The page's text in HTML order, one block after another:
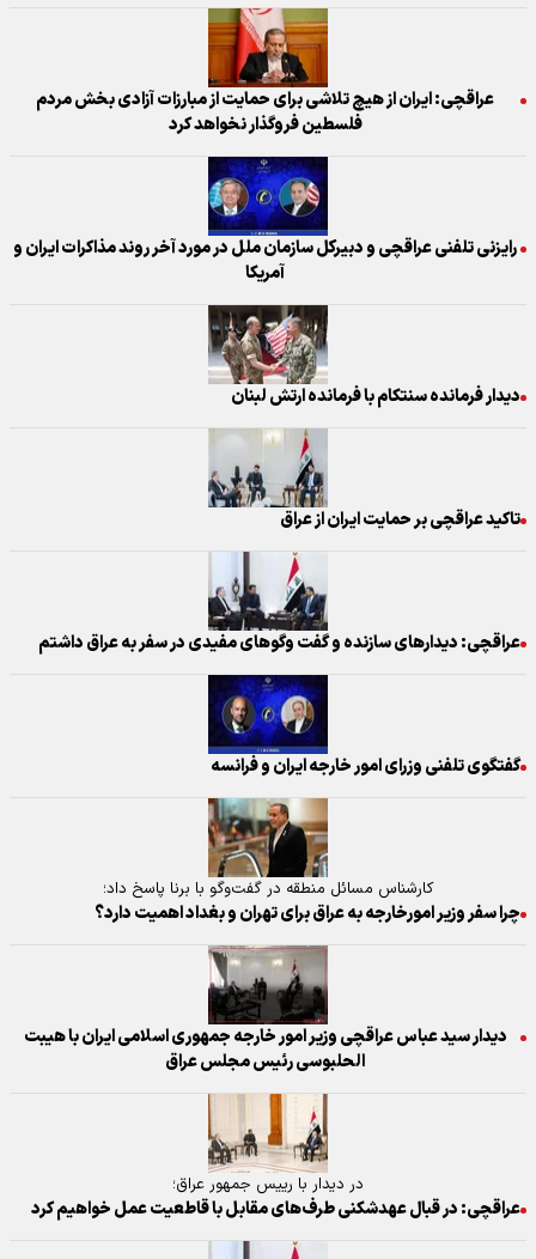
عراقچی: ایران از هیچ تلاشی برای حمایت از مبارزات آزادی بخش مردم
فلسطین فروگذار نخواهد کرد
رایزنی تلفنی عراقچی و دبیرکل سازمان ملل در مورد آخر روند مذاکرات ایران و
آمریکا
دیدار فرمانده سنتکام با فرمانده ارتش لبنان
تاکید عراقچی بر حمایت ایران از عراق
عراقچی: دیدارهای سازنده و گفت وگوهای مفیدی در سفر به عراق داشتم
گفتگوی تلفنی وزرای امور خارجه ایران و فرانسه
کارشناس مسائل منطقه در گفت‌وگو با برنا پاسخ داد؛
چرا سفر وزیر امورخارجه به عراق برای تهران و بغداد اهمیت دارد؟
دیدار سید عباس عراقچی وزیر امور خارجه جمهوری اسلامی ایران با هیبت
الحلبوسی رئیس مجلس عراق
در دیدار با رییس جمهور عراق؛
عراقچی: در قبال عهدشکنی طرف‌های مقابل با قاطعیت عمل خواهیم کرد